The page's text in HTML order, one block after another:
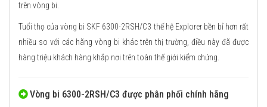
trên vòng bi.
Tuổi thọ của vòng bi SKF 6300-2RSH/C3 thế hệ Explorer bền bỉ hơn rất
nhiều so với các hãng vòng bi khác trên thị trường, điều này đã được
hàng triệu khách hàng khắp nơi trên toàn thế giới kiểm chứng.
Vòng bi 6300-2RSH/C3 được phân phối chính hãng